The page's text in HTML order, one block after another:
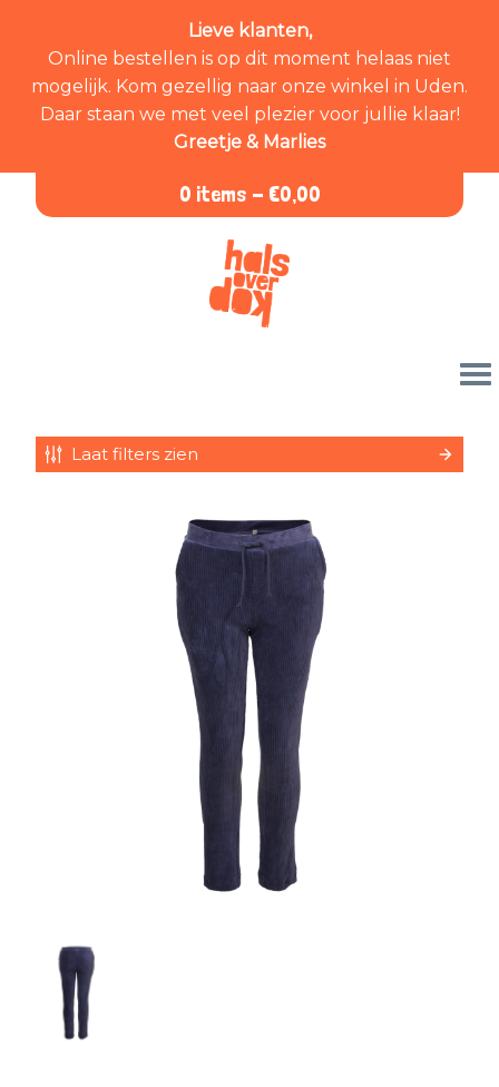
Lieve klanten,
Online bestellen is op dit moment helaas niet
mogelijk. Kom gezellig naar onze winkel in Uden.
Daar staan we met veel plezier voor jullie klaar!
Greetje & Marlies
0 items - €0,00
Laat filters zien